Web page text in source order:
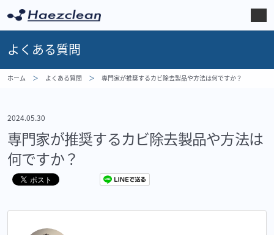
よくある質問
ホーム よくある質問 専門家が推奨するカビ除去製品や方法は何ですか？
2024.05.30
専門家が推奨するカビ除去製品や方法は
何ですか？